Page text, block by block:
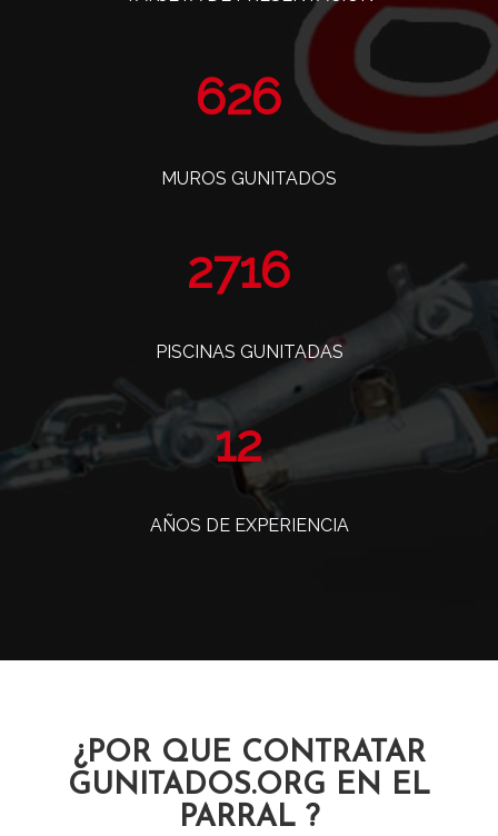
763
MUROS GUNITADOS
3308
PISCINAS GUNITADAS
14
AÑOS DE EXPERIENCIA
¿POR QUE CONTRATAR
GUNITADOS.ORG EN EL
PARRAL ?